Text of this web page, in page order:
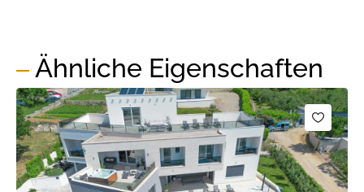
Ähnliche Eigenschaften